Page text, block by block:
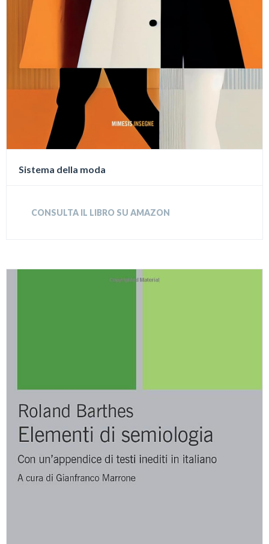
Sistema della moda
CONSULTA IL LIBRO SU AMAZON